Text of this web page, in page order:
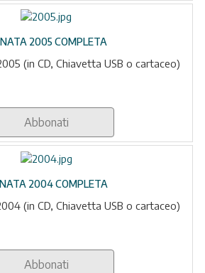
2005 COMPLETA
(in CD, Chiavetta USB o cartaceo)
Abbonati
2004 COMPLETA
(in CD, Chiavetta USB o cartaceo)
Abbonati